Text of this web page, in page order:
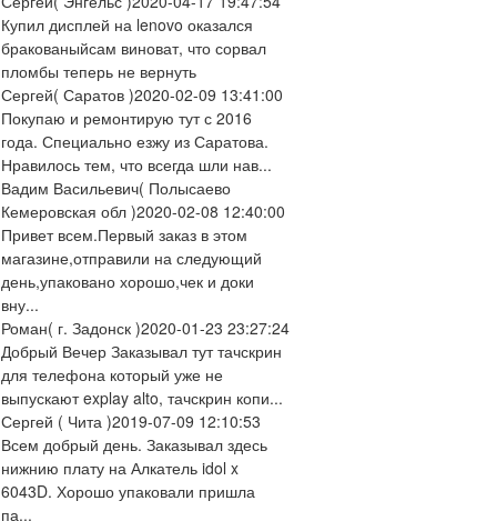
Купил дисплей на lenovo оказался
бракованыйсам виноват, что сорвал
пломбы теперь не вернуть
Сергей( Саратов )2020-02-09 13:41:00
Покупаю и ремонтирую тут с 2016
года. Специально езжу из Саратова.
Нравилось тем, что всегда шли нав...
Вадим Васильевич( Полысаево
Кемеровская обл )2020-02-08 12:40:00
Привет всем.Первый заказ в этом
магазине,отправили на следующий
день,упаковано хорошо,чек и доки
вну...
Роман( г. Задонск )2020-01-23 23:27:24
Добрый Вечер Заказывал тут тачскрин
для телефона который уже не
выпускают explay alto, тачскрин копи...
Сергей ( Чита )2019-07-09 12:10:53
Всем добрый день. Заказывал здесь
нижнию плату на Алкатель idol x
6043D. Хорошо упаковали пришла
па...